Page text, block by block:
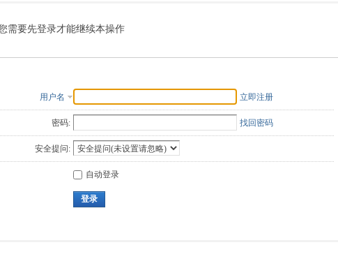
索
需要先登录才能继续本操作
用户名 立即注册
密码: 找回密码
安全提问:
自动登录
登录